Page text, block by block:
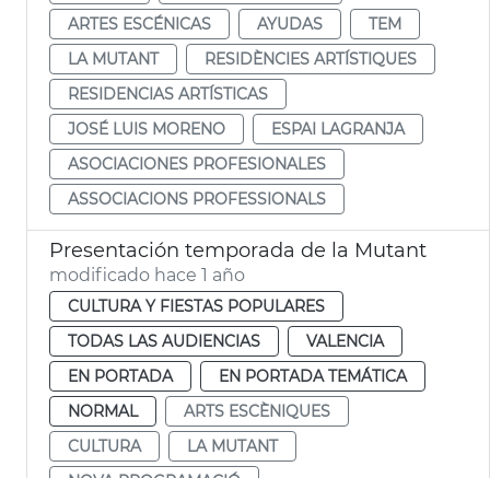
ARTES ESCÉNICAS
AYUDAS
TEM
LA MUTANT
RESIDÈNCIES ARTÍSTIQUES
RESIDENCIAS ARTÍSTICAS
JOSÉ LUIS MORENO
ESPAI LAGRANJA
ASOCIACIONES PROFESIONALES
ASSOCIACIONS PROFESSIONALS
Presentación temporada de la Mutant
modificado hace 1 año
CULTURA Y FIESTAS POPULARES
TODAS LAS AUDIENCIAS
VALENCIA
EN PORTADA
EN PORTADA TEMÁTICA
NORMAL
ARTS ESCÈNIQUES
CULTURA
LA MUTANT